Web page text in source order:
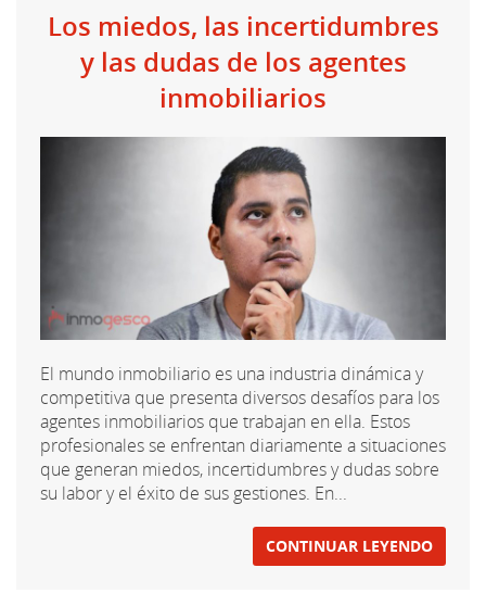
Los miedos, las incertidumbres
y las dudas de los agentes
inmobiliarios
El mundo inmobiliario es una industria dinámica y
competitiva que presenta diversos desafíos para los
agentes inmobiliarios que trabajan en ella. Estos
profesionales se enfrentan diariamente a situaciones
que generan miedos, incertidumbres y dudas sobre
su labor y el éxito de sus gestiones. En...
CONTINUAR LEYENDO